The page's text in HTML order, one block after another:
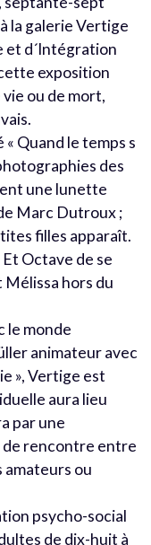
la galerie Vertige
et d´Intégration
exposition
vie ou de mort,
Quand le temps s
des
une lunette
Marc Dutroux ;
filles apparaît.
Octave de se
Mélissa hors du
le monde
animateur avec
», Vertige est
aura lieu
par une
rencontre entre
amateurs ou
psycho-social
de dix-huit à